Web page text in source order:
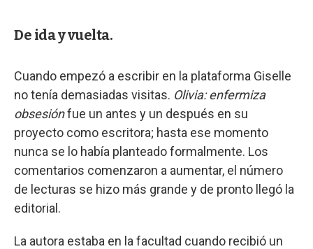
De ida y vuelta.
Cuando empezó a escribir en la plataforma Giselle
no tenía demasiadas visitas. Olivia: enfermiza
obsesiónfue un antes y un después en su
proyecto como escritora; hasta ese momento
nunca se lo había planteado formalmente. Los
comentarios comenzaron a aumentar, el número
de lecturas se hizo más grande y de pronto llegó la
editorial.
La autora estaba en la facultad cuando recibió un